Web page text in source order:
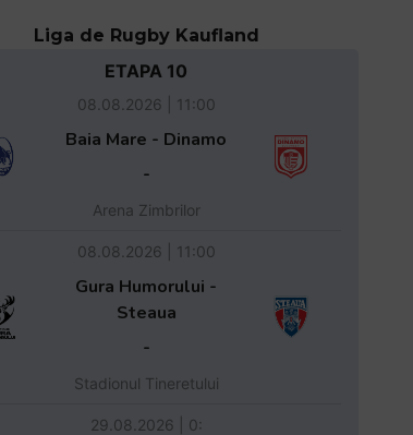
Liga de Rugby Kaufland
ETAPA 10
08.08.2026 | 11:00
Baia Mare - Dinamo
-
Arena Zimbrilor
08.08.2026 | 11:00
Gura Humorului -
Steaua
-
Stadionul Tineretului
29.08.2026 | 0: